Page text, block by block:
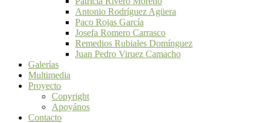
Antonio Rodríguez Agüera
Paco Rojas García
Josefa Romero Carrasco
Remedios Rubiales Domínguez
Juan Pedro Viruez Camacho
Galerías
Multimedia
Proyecto
Copyright
Apoyános
Contacto